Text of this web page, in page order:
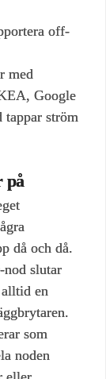
off-
med
Google
tappar ström
på
då och då.
slutar
en
som
noden